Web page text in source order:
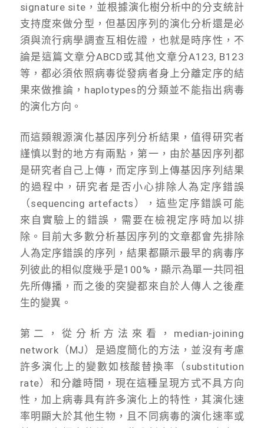
signature site，並根據演化樹分析中的分支統計
支持度來做分型，但基因序列的演化分析還是必
須與流行病學調查互相佐證，也就是時序性，不
論是這篇文章分ABCD或其他文章分A123, B123
等，都必須依照病毒從發病者身上分離定序的結
果來做推論，haplotypes的分類並不能指出病毒
的演化方向。
而這類親源演化基因序列分析結果，值得研究者
謹慎以對的地方有兩點，第一，由於基因序列都
是研究者自己上傳，而定序到上傳基因序列結果
的過程中，研究者是否小心排除人為定序錯誤
（sequencing artefacts），這些定序錯誤可能
來自實驗上的錯誤，需要在檢視定序時加以排
除。目前大多數分析基因序列的文章都會先排除
人為定序錯誤的序列，結果都顯示最早的病毒序
列彼此的相似度幾乎是100%，顯示為單一共同祖
先所傳播，而之後的突變都來自於人傳人之後產
生的變異。
第二，從分析方法來看，median-joining
network（MJ）是過度簡化的方法，並沒有考慮
許多演化上的變數如核酸替換率（substitution
rate）和分離時間，現在這種呈現方式不具方向
性，加上病毒具有許多演化上的特性，其演化速
率明顯大於其他生物，且不同病毒的演化速率或